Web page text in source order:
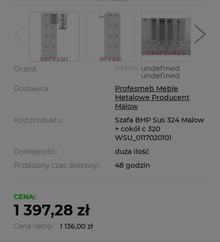
Ocena: undefined
undefined
Dostawca:
Profesmeb Meble
Metalowe Producent
Malow
Kod produktu:
Szafa BHP Sus 324 Malow
+ cokół c 320
WSU_0117020101
Dostepność::
duża ilość
Przbliżony czas dostawy::
48 godzin
CENA:
1 397,28 zł
Cena netto: 1 136,00 zł